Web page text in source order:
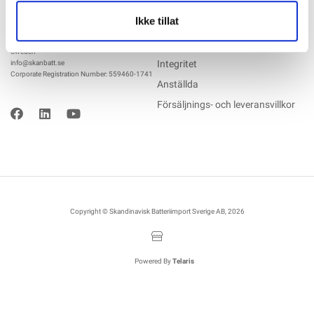
Ikke tillat
Källebacksvägen 2B, 554 75 Jönköping,
Sweden
info@skanbatt.se
Corporate Registration Number: 559460-1741
Information för återförsäljare
Hållbarhet och samhällsansvar
Integritet
Anställda
Försäljnings- och leveransvillkor
Copyright © Skandinavisk Batteriimport Sverige AB, 2026
Powered ByTelaris